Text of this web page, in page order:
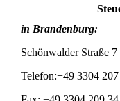
in Brandenburg:
Schönwalder Straße
Telefon:+49 3304